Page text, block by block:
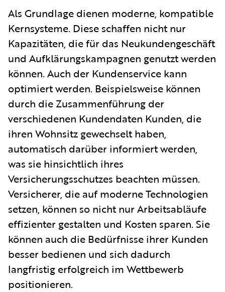
Als Grundlage dienen moderne, kompatible
Kernsysteme. Diese schaffen nicht nur
Kapazitäten, die für das Neukundengeschäft
und Aufklärungskampagnen genutzt werden
können. Auch der Kundenservice kann
optimiert werden. Beispielsweise können
durch die Zusammenführung der
verschiedenen Kundendaten Kunden, die
ihren Wohnsitz gewechselt haben,
automatisch darüber informiert werden,
was sie hinsichtlich ihres
Versicherungsschutzes beachten müssen.
Versicherer, die auf moderne Technologien
setzen, können so nicht nur Arbeitsabläufe
effizienter gestalten und Kosten sparen. Sie
können auch die Bedürfnisse ihrer Kunden
besser bedienen und sich dadurch
langfristig erfolgreich im Wettbewerb
positionieren.